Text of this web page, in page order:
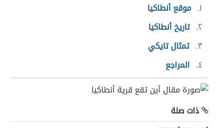
١ موقع أنطاكيا
٢ تاريخ أنطاكيا
٣ تمثال تايكي
٤
المراجع
ذات صلة